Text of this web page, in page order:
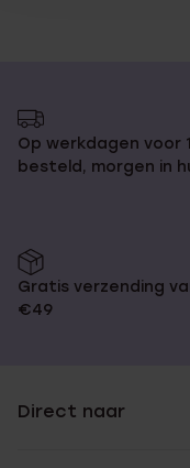
Op werkdagen voor
besteld, morgen in
Gratis verzending
€49
Direct naar